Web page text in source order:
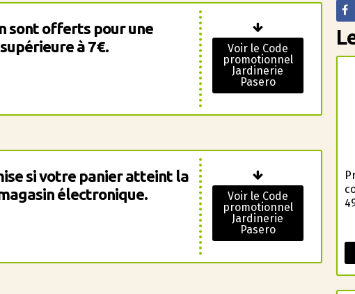
sont offerts pour une
à 7€.
Voir le Code
promotionnel
Jardinerie
Pasero
si votre panier atteint la
électronique.
Voir le Code
promotionnel
Jardinerie
Pasero